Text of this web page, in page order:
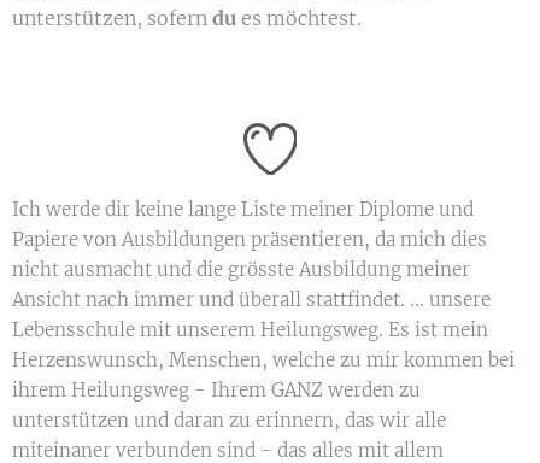
unterstützen, sofern du es möchtest.
Ich werde dir keine lange Liste meiner Diplome und
Papiere von Ausbildungen präsentieren, da mich dies
nicht ausmacht und die grösste Ausbildung meiner
Ansicht nach immer und überall stattfindet. ... unsere
Lebensschule mit unserem Heilungsweg. Es ist mein
Herzenswunsch, Menschen, welche zu mir kommen bei
ihrem Heilungsweg - Ihrem GANZ werden zu
unterstützen und daran zu erinnern, das wir alle
miteinaner verbunden sind - das alles mit allem